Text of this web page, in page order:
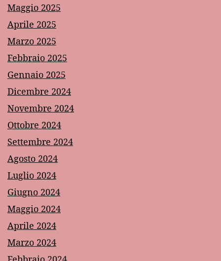
Maggio 2025
Aprile 2025
Marzo 2025
Febbraio 2025
Gennaio 2025
Dicembre 2024
Novembre 2024
Ottobre 2024
Settembre 2024
Agosto 2024
Luglio 2024
Giugno 2024
Maggio 2024
Aprile 2024
Marzo 2024